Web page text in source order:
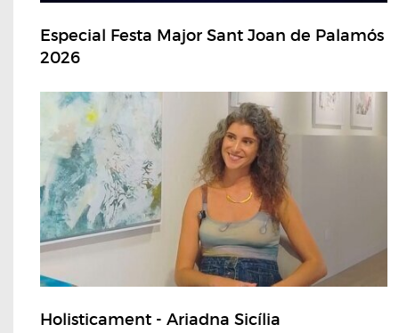
Especial Festa Major Sant Joan de Palamós
2026
Holisticament - Ariadna Sicília